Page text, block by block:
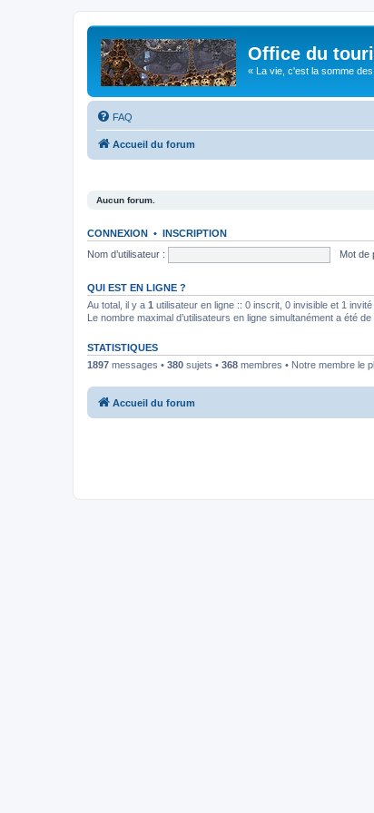
Office du
« La vie, c'est la somme
FAQ
Accueil du forum
Aucun forum.
CONNEXION • INSCRIPTION
Nom d’utilisateur :
Mot de
QUI EST EN LIGNE ?
Au total, il y a 1 utilisateur en ligne :: 0 inscrit, 0 invisible et 1
Le nombre maximal d’utilisateurs en ligne simultanément a été de
STATISTIQUES
1897 messages • 380 sujets • 368 membres • Notre membre le
Accueil du forum